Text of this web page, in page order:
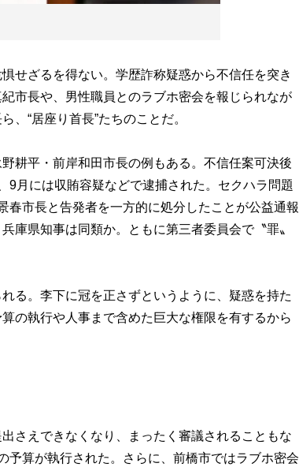
ざるを得ない。学歴詐称疑惑から不信任を突き
市長や、男性職員とのラブホ密会を報じられなが
、“居座り首長”たちのことだ。
耕平・前岸和田市長の例もある。不信任案可決後
月には収賄容疑などで逮捕された。セクハラ問題
市長と告発者を一方的に処分したことが公益通報
庫県知事は同類か。ともに第三者委員会で〝罪〟
る。李下に冠を正さずというように、疑惑を持た
の執行や人事まで含めた巨大な権限を有するから
さえできなくなり、まったく審議されることもな
予算が執行された。さらに、前橋市ではラブホ密会